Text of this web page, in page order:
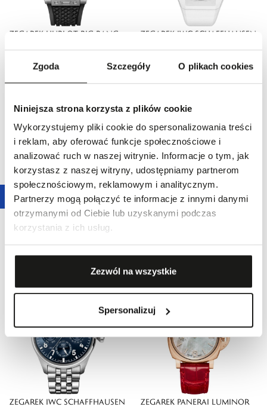
Zgoda Szczegóły O plikach cookies
Niniejsza strona korzysta z plików cookie
Wykorzystujemy pliki cookie do spersonalizowania treści
i reklam, aby oferować funkcje społecznościowe i
analizować ruch w naszej witrynie. Informacje o tym, jak
korzystasz z naszej witryny, udostępniamy partnerom
społecznościowym, reklamowym i analitycznym.
Partnerzy mogą połączyć te informacje z innymi danymi
otrzymanymi od Ciebie lub uzyskanymi podczas
korzystania z ich usług.
Zezwól na wszystkie
Spersonalizuj
ZEGAREK HUBLOT BIG BANG
ORIGINAL TITANIUM CERAMIC
90 700,00 zł
ZEGAREK IWC SCHAFFHAUSEN
PILOT'S VENTURER VERTICAL
DRIVE
132 000,00 zł
ZEGAREK IWC SCHAFFHAUSEN
PILOT'S CHRONOGRAPH
LAUREUS
44 600,00 zł
ZEGAREK IWC SCHAFFHAUSEN
& NIGHT 34 LE PETIT PRINCE
32 700,00 zł
ZEGAREK IWC SCHAFFHAUSEN
ZEGAREK PANERAI LUMINOR